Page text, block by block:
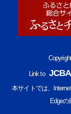
Link to JCBA
本サイトでは、
Edge